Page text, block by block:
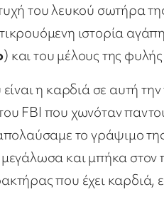
του λευκού σωτήρα
ιστορία
) και του μέλους της
η καρδιά σε αυτή
FBI που χωνόταν
το γράψιμο
και μπήκα
που έχει καρδιά,